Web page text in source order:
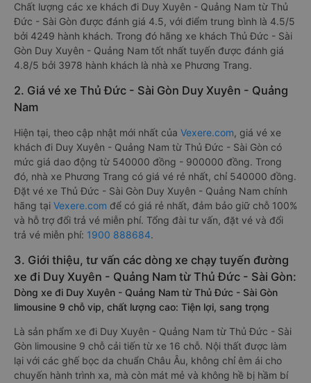
Chất lượng các xe khách đi Duy Xuyên - Quảng Nam từ Thủ
Đức - Sài Gòn được đánh giá 4.5, với điểm trung bình là 4.5/5
bởi 4249 hành khách. Trong đó hãng xe khách Thủ Đức - Sài
Gòn Duy Xuyên - Quảng Nam tốt nhất tuyến được đánh giá
4.8/5 bởi 3978 hành khách là nhà xe Phương Trang.
2. Giá vé xe Thủ Đức - Sài Gòn Duy Xuyên - Quảng
Nam
Hiện tại, theo cập nhật mới nhất của Vexere.com, giá vé xe
khách đi Duy Xuyên - Quảng Nam từ Thủ Đức - Sài Gòn có
mức giá dao động từ 540000 đồng - 900000 đồng. Trong
đó, nhà xe Phương Trang có giá vé rẻ nhất, chỉ 540000 đồng.
Đặt vé xe Thủ Đức - Sài Gòn Duy Xuyên - Quảng Nam chính
hãng tại Vexere.com để có giá rẻ nhất, đảm bảo giữ chỗ 100%
và hỗ trợ đổi trả vé miễn phí. Tổng đài tư vấn, đặt vé và đổi
trả vé miễn phí: 1900 888684.
3. Giới thiệu, tư vấn các dòng xe chạy tuyến đường
xe đi Duy Xuyên - Quảng Nam từ Thủ Đức - Sài Gòn:
Dòng xe đi Duy Xuyên - Quảng Nam từ Thủ Đức - Sài Gòn
limousine 9 chỗ vip, chất lượng cao: Tiện lợi, sang trọng
Là sản phẩm xe đi Duy Xuyên - Quảng Nam từ Thủ Đức - Sài
Gòn limousine 9 chỗ cải tiến từ xe 16 chỗ. Nội thất được làm
lại với các ghế bọc da chuẩn Châu Âu, không chỉ êm ái cho
chuyến hành trình xa, mà còn mát mẻ và không hề bị hầm bí